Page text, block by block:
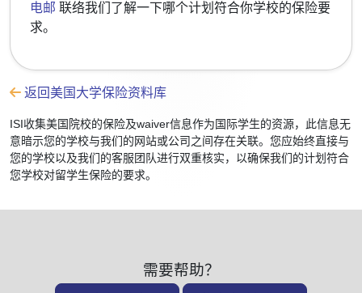
电邮 联络我们了解一下哪个计划符合你学校的保险要
求。
返回美国大学保险资料库
ISI收集美国院校的保险及waiver信息作为国际学生的资源，此信息无
意暗示您的学校与我们的网站或公司之间存在关联。您应始终直接与
您的学校以及我们的客服团队进行双重核实，以确保我们的计划符合
您学校对留学生保险的要求。
需要帮助？